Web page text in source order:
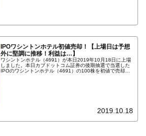
IPOワシントンホテル初値売却！【上場日は予想
外に堅調に推移！利益は…】
ワシントンホテル（4691）が本日2019年10月18日に上場
しました。本日カブドットコム証券の後期抽選で当選した
IPOのワシントンホテル（4691）の100株を初値で売却し
2019.10.18